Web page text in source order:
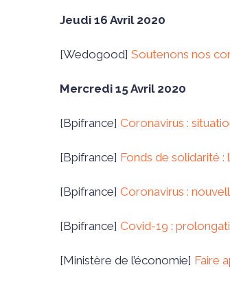
Jeudi 16 Avril 2020
[Wedogood] Soutenons nos
Mercredi 15 Avril 2020
[Bpifrance] Coronavirus :
[Bpifrance] Fonds de solidarité
[Bpifrance] Coronavirus :
[Bpifrance] Covid-19 :
[Ministère de l’économie] Faire